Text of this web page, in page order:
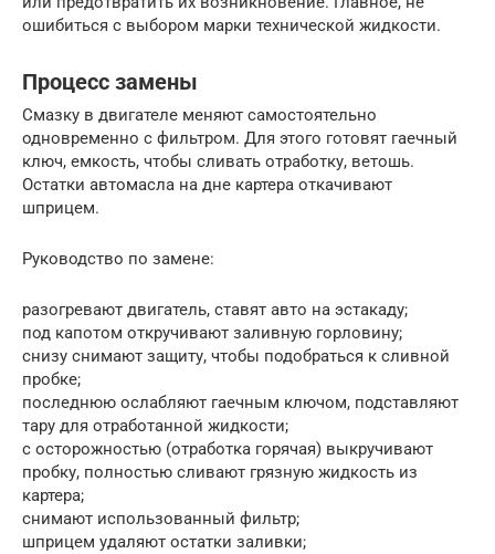
ошибиться с выбором марки технической жидкости.
Процесс замены
Смазку в двигателе меняют самостоятельно
одновременно с фильтром. Для этого готовят гаечный
ключ, емкость, чтобы сливать отработку, ветошь.
Остатки автомасла на дне картера откачивают
шприцем.
Руководство по замене:
разогревают двигатель, ставят авто на эстакаду;
под капотом откручивают заливную горловину;
снизу снимают защиту, чтобы подобраться к сливной
пробке;
последнюю ослабляют гаечным ключом, подставляют
тару для отработанной жидкости;
с осторожностью (отработка горячая) выкручивают
пробку, полностью сливают грязную жидкость из
картера;
снимают использованный фильтр;
шприцем удаляют остатки заливки;